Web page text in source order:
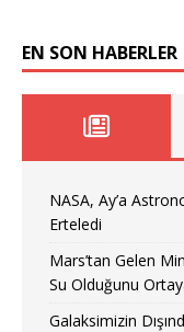
EN SON HABERLER
NASA, Ay’a
Erteledi
Mars’tan Gelen
Su Olduğunu
Galaksimizin